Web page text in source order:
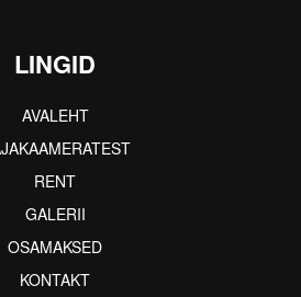
LINGID
AVALEHT
RENT
GALERII
OSAMAKSED
KONTAKT